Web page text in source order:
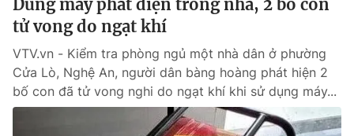
Dùng máy phát điện trong nhà, 2 bố con
tử vong do ngạt khí
VTV.vn - Kiểm tra phòng ngủ một nhà dân ở phường
Cửa Lò, Nghệ An, người dân bàng hoàng phát hiện 2
bố con đã tử vong nghi do ngạt khí khi sử dụng máy...